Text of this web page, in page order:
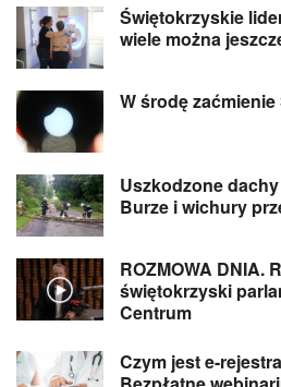
Świętokrzyskie
wiele można
W środę zaćmienie
Uszkodzone
Burze i wichury
ROZMOWA DNIA.
świętokrzyski
Centrum
Czym jest e-